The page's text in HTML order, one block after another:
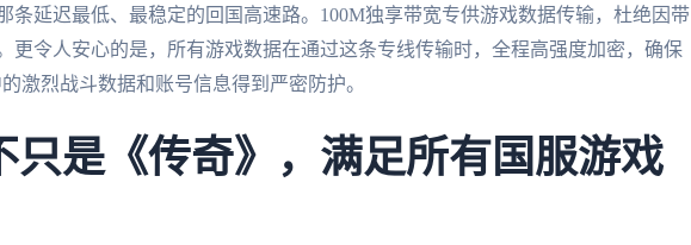
条延迟最低、最稳定的回国高速路。100M独享带宽专供游戏数据传输，杜绝因带
更令人安心的是，所有游戏数据在通过这条专线传输时，全程高强度加密，确保
激烈战斗数据和账号信息得到严密防护。
只是《传奇》，满足所有国服游戏